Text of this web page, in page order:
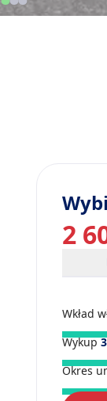
2
Wkład
Wykup
Okres